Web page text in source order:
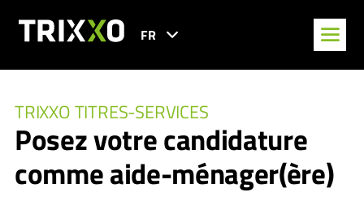
FR
TRIXXO TITRES-SERVICES
Posez votre candidature
comme aide-ménager(ère)